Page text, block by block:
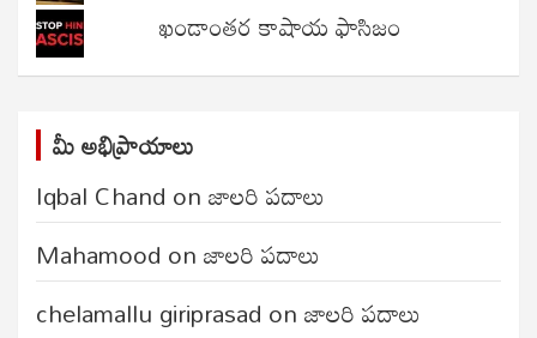
ఖండాంతర కాషాయ ఫాసిజం
మీ అభిప్రాయాలు
Iqbal Chand onజాలరి పదాలు
Mahamood onజాలరి పదాలు
chelamallu giriprasad onజాలరి పదాలు